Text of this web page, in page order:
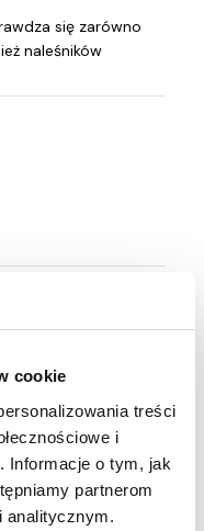
cookie
treści
i
Informacje o tym, jak
partnerom
analitycznym.
się zarówno
naleśników
złamania,